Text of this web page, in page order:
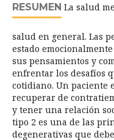
RESUMEN La salud
salud en general. Las
estado
sus pensamientos y
enfrentar los desafíos
cotidiano. Un paciente
recuperar de
y tener una relación
tipo 2 es una de las
degenerativas que